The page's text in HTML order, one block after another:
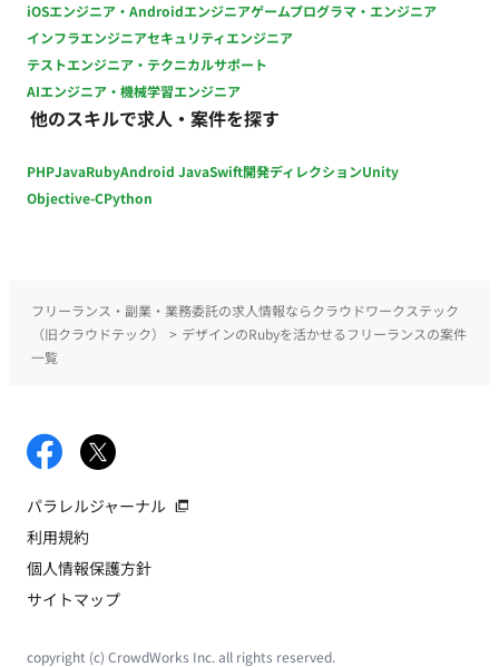
iOSエンジニア・Androidエンジニアゲームプログラマ・エンジニア
インフラエンジニアセキュリティエンジニア
テストエンジニア・テクニカルサポート
AIエンジニア・機械学習エンジニア
他のスキルで求人・案件を探す
PHPJavaRubyAndroid JavaSwift開発ディレクションUnity
Objective-CPython
フリーランス・副業・業務委託の求人情報ならクラウドワークステック
（旧クラウドテック）
> デザインのRubyを活かせるフリーランスの案件
一覧
パラレルジャーナル
利用規約
個人情報保護方針
サイトマップ
copyright (c) CrowdWorks Inc. all rights reserved.